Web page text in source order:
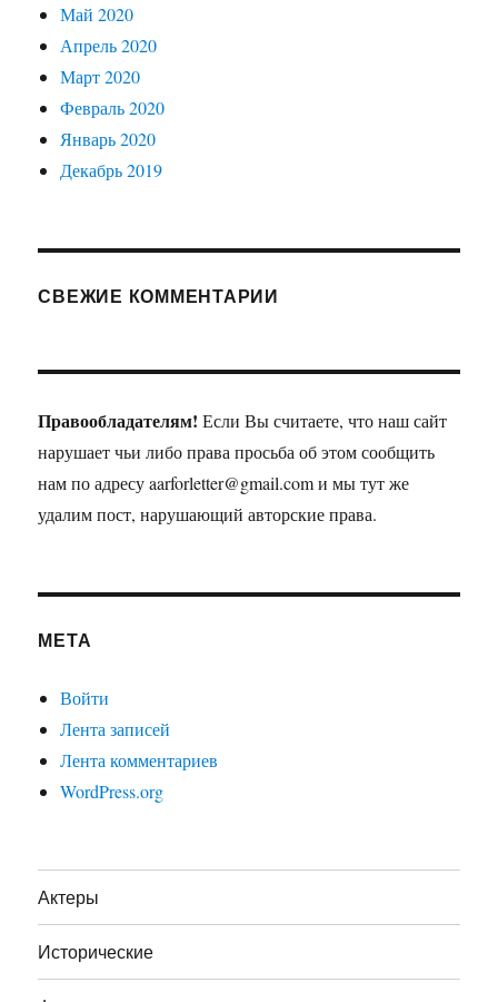
Май 2020
Апрель 2020
Март 2020
Февраль 2020
Январь 2020
Декабрь 2019
СВЕЖИЕ КОММЕНТАРИИ
Правообладателям! Если Вы считаете, что наш сайт
нарушает чьи либо права просьба об этом сообщить
нам по адресу aarforletter@gmail.com и мы тут же
удалим пост, нарушающий авторские права.
МЕТА
Войти
Лента записей
Лента комментариев
WordPress.org
Актеры
Исторические